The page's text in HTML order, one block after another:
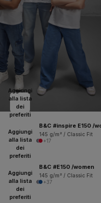
Aggiungi
alla lista
dei
preferiti
B&C #inspire E150 /
145 g/m² / Classic Fit
+17
Aggiungi
alla lista
dei
preferiti
B&C #E150 /women
145 g/m² / Classic Fit
+37
Aggiungi
alla lista
dei
preferiti